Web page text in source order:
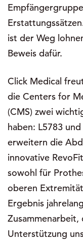
ist der Weg
Beweis dafür.
Click Medical
die Centers for
(CMS) zwei
haben: L5783
erweitern die
innovative
sowohl für
oberen
Ergebnis
Unterstützung